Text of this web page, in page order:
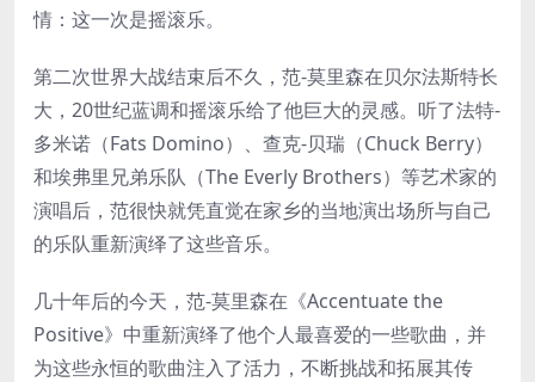
情：这一次是摇滚乐。
第二次世界大战结束后不久，范-莫里森在贝尔法斯特长
大，20世纪蓝调和摇滚乐给了他巨大的灵感。听了法特-
多米诺（Fats Domino）、查克-贝瑞（Chuck Berry）
和埃弗里兄弟乐队（The Everly Brothers）等艺术家的
演唱后，范很快就凭直觉在家乡的当地演出场所与自己
的乐队重新演绎了这些音乐。
几十年后的今天，范-莫里森在《Accentuate the
Positive》中重新演绎了他个人最喜爱的一些歌曲，并
为这些永恒的歌曲注入了活力，不断挑战和拓展其传